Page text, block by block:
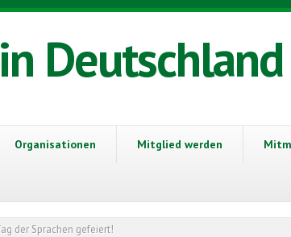
Deutschland
Organisationen Mitglied werden
der Sprachen gefeiert!